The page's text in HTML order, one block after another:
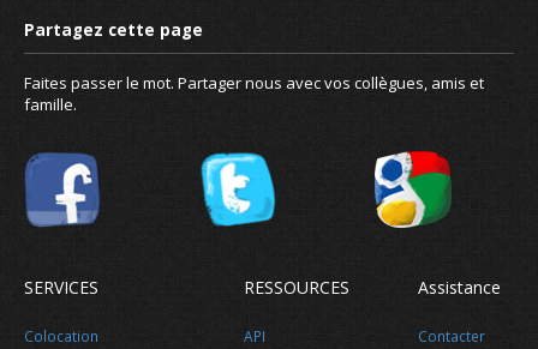
À propos de nous
Faites passer le mot. Partager nous avec vos collègues, amis et
famille.
SERVICES
Colocation
RESSOURCES
API
Assistance
Contacter